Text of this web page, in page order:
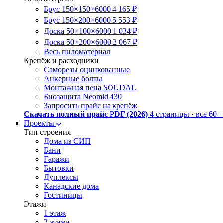
Брус 150×150×6000 4 165 ₽
Брус 150×200×6000 5 553 ₽
Доска 50×100×6000 1 034 ₽
Доска 50×200×6000 2 067 ₽
Весь пиломатериал
Крепёж и расходники
Саморезы оцинкованные
Анкерные болты
Монтажная пена SOUDAL
Биозащита Neomid 430
Запросить прайс на крепёж
Скачать полный прайс PDF (2026) 4 страницы · все
Проекты
Тип строения
Дома из СИП
Бани
Гаражи
Бытовки
Дуплексы
Канадские дома
Гостиницы
Этажи
1 этаж